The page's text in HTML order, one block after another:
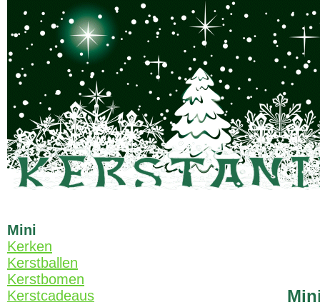
Mini
Kerken
Kerstballen
Kerstbomen
Kerstcadeaus